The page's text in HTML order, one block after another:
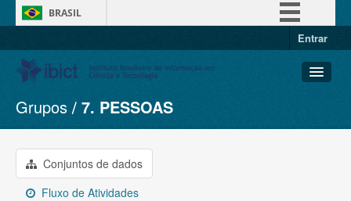
BRASIL
Entrar
Conjuntos de dados
Organizações
Grupos
Sobre
Grupos 7. PESSOAS
Conjuntos de dados
Fluxo de Atividades